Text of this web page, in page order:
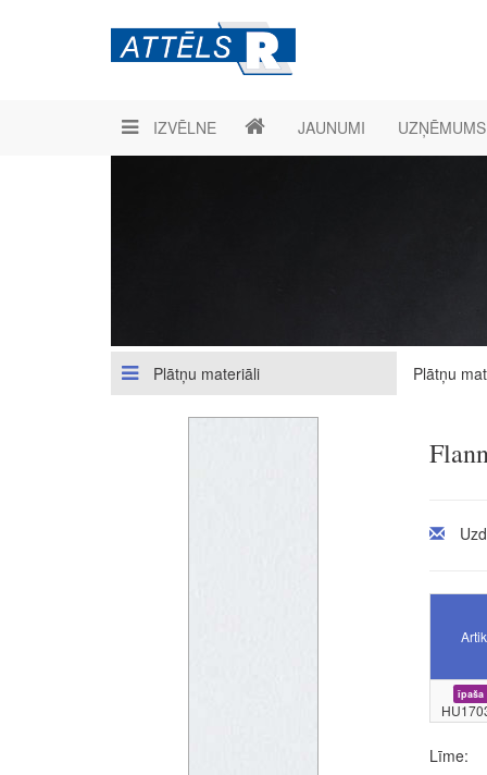
IZVĒLNE JAUNUMI UZŅĒMUMS
Plātņu materiāli Plātņu
īpaša
Līme: